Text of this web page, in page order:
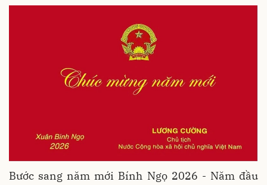
Bước sang năm mới Bính Ngọ 2026 - Năm đầu